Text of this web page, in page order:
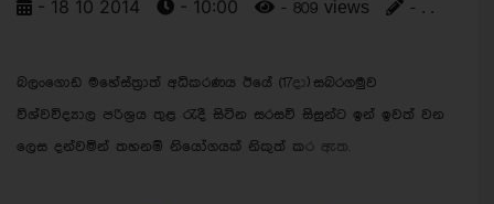
- 18 10 2014 - 10:00 - 809 views - . .
බලංගොඩ මහේස්ත‍්‍රාත් අධිකරණය ඊයේ (17දා) සබරගමුව
විශ්වවිද්‍යාල පරිශ‍්‍රය තුළ රැදී සිටින සරසවි සිසුන්ට ඉන් ඉවත් වන
ලෙස දන්වමින් තහනම් නියෝගයක් නිකුත් කර ඇත.